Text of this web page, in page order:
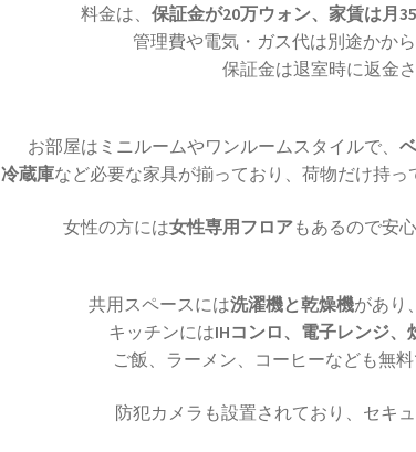
料金は、 保証金が20万ウォン、家賃は月
管理費や電気・ガス代は別途かか
保証金は退室時に返金さ
お部屋はミニルームやワンルームスタイルで、
冷蔵庫など必要な家具が揃っており、荷物だけ持っ
女性の方には女性専用フロアもあるので安
共用スペースには洗濯機と乾燥機があり
キッチンにはIHコンロ、電子レンジ、
ご飯、ラーメン、コーヒーなども無
防犯カメラも設置されており、セキ